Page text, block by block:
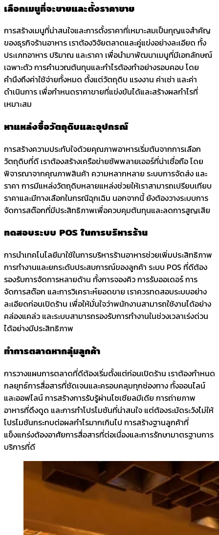
เลือกเมนูที่จะขายและตั้งราคาขาย
การสร้างเมนูที่น่าสนใจและการตั้งราคาที่เหมาะสมเป็นกุญแจสำคัญ
ของธุรกิจร้านอาหาร เราต้องวิจัยตลาดและคู่แข่งอย่างละเอียด ทั้ง
ประเภทอาหาร ปริมาณ และราคา เพื่อนำมาพัฒนาเมนูที่มีเอกลักษณ์
เฉพาะตัว การคำนวณต้นทุนและกำไรต้องทำอย่างรอบคอบ โดย
คำนึงถึงค่าใช้จ่ายทั้งหมด ตั้งแต่วัตถุดิบ แรงงาน ค่าเช่า และค่า
ดำเนินการ เพื่อกำหนดราคาขายที่แข่งขันได้และสร้างผลกำไรที่
เหมาะสม
หาแหล่งซื้อวัตถุดิบและอุปกรณ์
การสร้างความประทับใจด้วยคุณภาพอาหารเริ่มต้นจากการเลือก
วัตถุดิบที่ดี เราต้องสร้างเครือข่ายซัพพลายเออร์ที่น่าเชื่อถือ โดย
พิจารณาจากคุณภาพสินค้า ความหลากหลาย ระบบการจัดส่ง และ
ราคา การมีแหล่งวัตถุดิบหลายแหล่งช่วยให้เราสามารถเปรียบเทียบ
ราคาและมีทางเลือกในกรณีฉุกเฉิน นอกจากนี้ ยังต้องวางระบบการ
จัดการสต๊อกที่มีประสิทธิภาพเพื่อควบคุมต้นทุนและลดการสูญเสีย
ทดสอบระบบ POS ในการบริหารร้าน
การนำเทคโนโลยีมาใช้ในการบริหารร้านอาหารช่วยเพิ่มประสิทธิภาพ
การทำงานและยกระดับประสบการณ์ของลูกค้า ระบบ POS ที่ดีต้อง
รองรับการจัดการหลายด้าน ทั้งการจองคิว การรับออเดอร์ การ
จัดการสต๊อก และการวิเคราะห์ยอดขาย เราควรทดสอบระบบอย่าง
ละเอียดก่อนเปิดร้าน เพื่อให้มั่นใจว่าพนักงานสามารถใช้งานได้อย่าง
คล่องแคล่ว และระบบสามารถรองรับการทำงานในช่วงเวลาเร่งด่วน
ได้อย่างมีประสิทธิภาพ
ทำการตลาดหากลุ่มลูกค้า
การวางแผนการตลาดที่ดีต้องเริ่มตั้งแต่ก่อนเปิดร้าน เราต้องกำหนด
กลยุทธ์การสื่อสารที่ชัดเจนและครอบคลุมทุกช่องทาง ทั้งออนไลน์
และออฟไลน์ การสร้างการรับรู้ผ่านโซเชียลมีเดีย การถ่ายภาพ
อาหารที่ดึงดูด และการทำโปรโมชันที่น่าสนใจ แต่ต้องระมัดระวังไม่ให้
โปรโมชันกระทบต่อผลกำไรมากเกินไป การสร้างฐานลูกค้าที่
แข็งแกร่งต้องอาศัยการสื่อสารที่ต่อเนื่องและการรักษามาตรฐานการ
บริการที่ดี